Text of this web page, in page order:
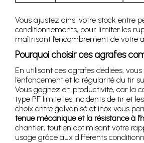
Vous ajustez ainsi votre stock entre
conditionnements, pour limiter les
maîtrisant l’encombrement de votre
Pourquoi choisir ces agrafes
En utilisant ces agrafes dédiées,
l’enfoncement et la régularité du tir
Vous gagnez en productivité, car la
type PF limite les incidents de tir et
choix entre galvanisé et inox vous
tenue mécanique et la résistance à
chantier, tout en optimisant votre
usage grâce aux différents